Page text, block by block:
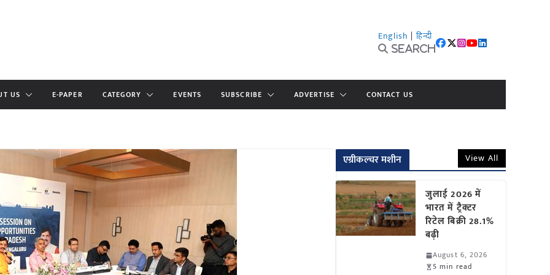
English | हिन्दी
Search
US E-PAPER CATEGORY EVENTS SUBSCRIBE ADVERTISE CONTACT US
एग्रीकल्चर मशीन View All
जुलाई 2026 में
भारत में ट्रैक्टर
रिटेल बिक्री 28.1%
बढ़ी
August 6, 2026
5 min read